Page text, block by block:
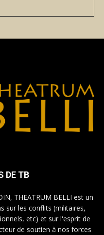
DE TB
THEATRUM BELLI est un
sur les conflits (militaires,
etc) et sur l'esprit de
de soutien à nos forces